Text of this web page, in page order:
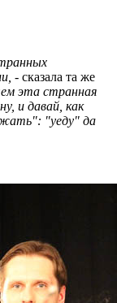
- сказала та же
эта странная
и давай, как
"уеду" да